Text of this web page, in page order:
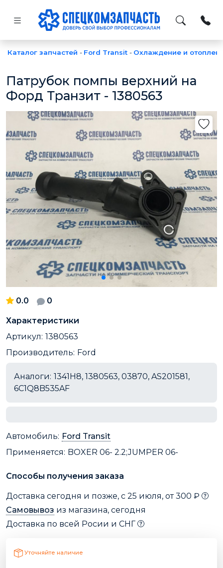
Каталог запчастей - Ford Transit - Охлаждение и
Патрубок помпы верхний на
Форд Транзит - 1380563
0.0 0
Характеристики
Артикул: 1380563
Производитель: Ford
Аналоги: 1341H8, 1380563, 03870, AS201581,
6C1Q8B535AF
Автомобиль: Ford Transit
Применяется: BOXER 06- 2.2;JUMPER 06-
Способы получения заказа
Доставка сегодня и позже, с 25 июля, от 300 ₽
Самовывоз из магазина, сегодня
Доставка по всей Росии и СНГ
Уточняйте наличие